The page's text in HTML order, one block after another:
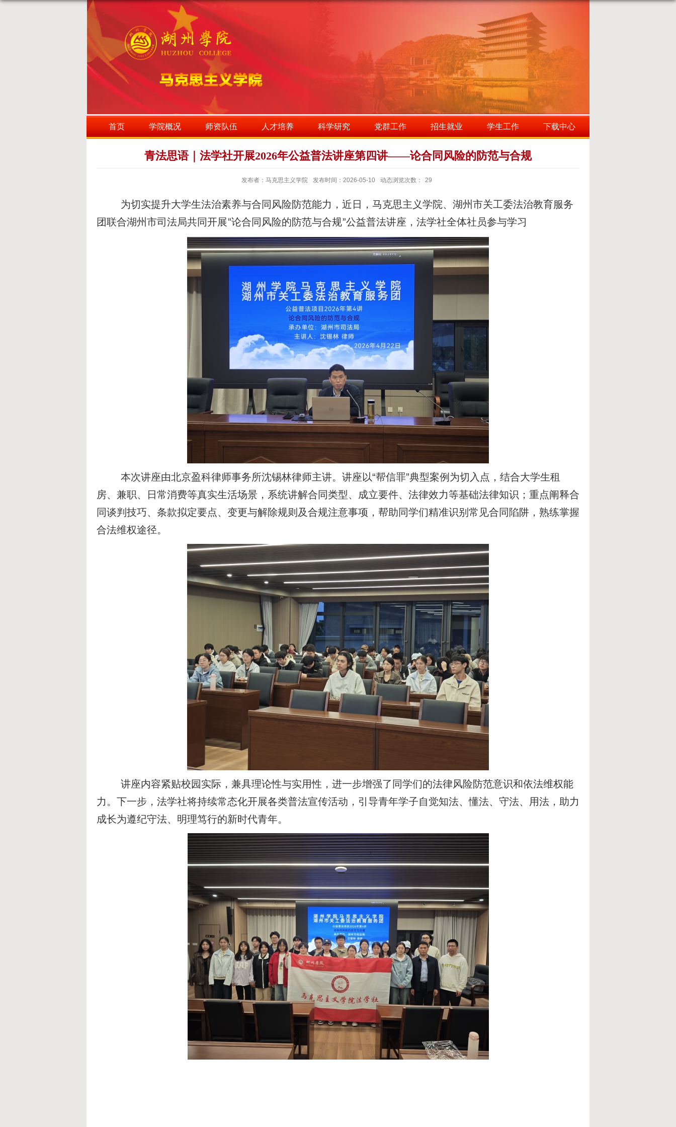
首页 学院概况 师资队伍 人才培养 科学研究 党群工作 招生就业 学生工作 下载中心
青法思语｜法学社开展2026年公益普法讲座第四讲——论合同风险的防范与合规
发布者：马克思主义学院 发布时间：2026-05-10 动态浏览次数： 29
为切实提升大学生法治素养与合同风险防范能力，近日，马克思主义学院、湖州市关工委法治教育服务
团联合湖州市司法局共同开展“论合同风险的防范与合规”公益普法讲座，法学社全体社员参与学习
本次讲座由北京盈科律师事务所沈锡林律师主讲。讲座以“帮信罪”典型案例为切入点，结合大学生租
房、兼职、日常消费等真实生活场景，系统讲解合同类型、成立要件、法律效力等基础法律知识；重点阐释合
同谈判技巧、条款拟定要点、变更与解除规则及合规注意事项，帮助同学们精准识别常见合同陷阱，熟练掌握
合法维权途径。
讲座内容紧贴校园实际，兼具理论性与实用性，进一步增强了同学们的法律风险防范意识和依法维权能
力。下一步，法学社将持续常态化开展各类普法宣传活动，引导青年学子自觉知法、懂法、守法、用法，助力
成长为遵纪守法、明理笃行的新时代青年。